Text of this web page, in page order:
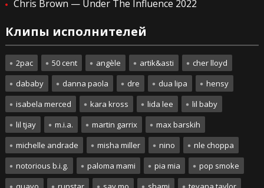
Chris Brown — Under The Influence 2022
Клипы исполнителей
2pac 50 cent angèle artik&asti
cher lloyd
dababy
danna paola dre dua lipa
hensy
isabela merced
kara kross lida lee
lil baby
lil tjay
m.i.a. martin garrix
max barskih
michelle andrade
misha miller nino
nle choppa
notorious b.i.g.
paloma mami pia mia
pop smoke